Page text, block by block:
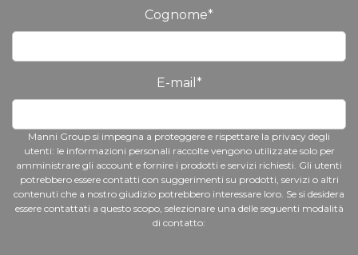
Cognome*
E-mail *
Manni Group si impegna a proteggere e rispettare la privacy degli
utenti: le informazioni personali raccolte vengono utilizzate solo per
amministrare gli account e fornire i prodotti e servizi richiesti. Gli utenti
potrebbero essere contatti con suggerimenti su prodotti, servizi o altri
contenuti che a nostro giudizio potrebbero interessare loro. Se si desidera
essere contattati a questo scopo, selezionare una delle seguenti modalità
di contatto: